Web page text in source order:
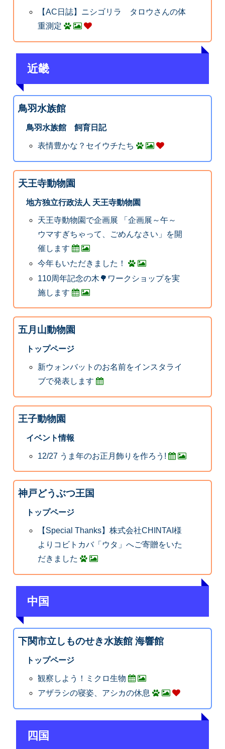
【AC日誌】ニシゴリラ タロウさんの体
重測定
近畿
鳥羽水族館
鳥羽水族館 飼育日記
表情豊かな？セイウチたち
天王寺動物園
地方独立行政法人 天王寺動物園
天王寺動物園で企画展 「企画展～午～
ウマすぎちゃって、ごめんなさい」を開
催します
今年もいただきました！
110周年記念の木🌳ワークショップを実
施します
五月山動物園
トップページ
新ウォンバットのお名前をインスタライ
ブで発表します
王子動物園
イベント情報
12/27 うま年のお正月飾りを作ろう!
神戸どうぶつ王国
トップページ
【Special Thanks】株式会社CHINTAI様
よりコビトカバ「ウタ」へご寄贈をいた
だきました
中国
下関市立しものせき水族館 海響館
トップページ
観察しよう！ミクロ生物
アザラシの寝姿、アシカの休息
四国